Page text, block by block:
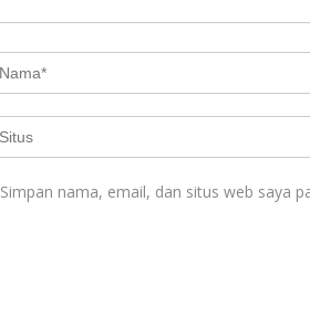
Simpan nama, email, dan situs web saya